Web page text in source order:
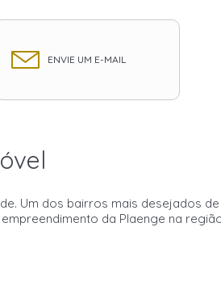
ENVIE UM E-MAIL
Um dos bairros mais desejados
da Plaenge na